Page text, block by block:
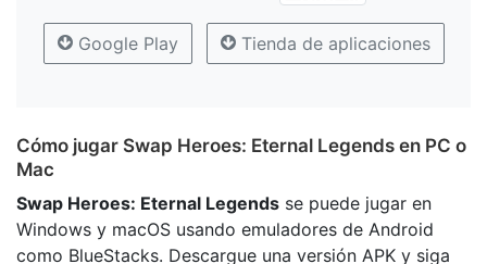
Google Play Tienda de aplicaciones
Cómo jugar Swap Heroes: Eternal Legends en PC o
Mac
Swap Heroes: Eternal Legends se puede jugar en
Windows y macOS usando emuladores de Android
como BlueStacks. Descargue una versión APK y siga